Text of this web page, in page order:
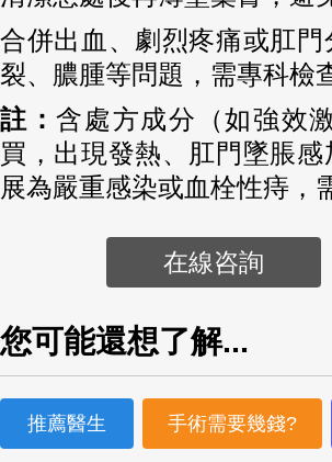
合併出血、劇烈疼痛或肛
裂、膿腫等問題，需專科檢
註：含處方成分（如強效
買，出現發熱、肛門墜脹
展為嚴重感染或血栓性痔，
在線咨詢
您可能還想了解...
推薦醫生 手術需要幾錢?